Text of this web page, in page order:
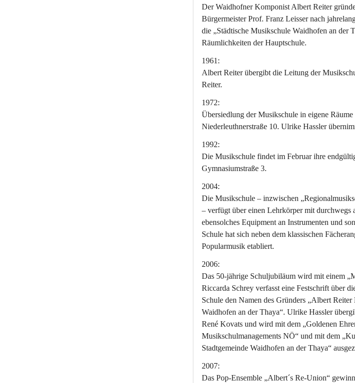
Der Waidhofner Komponist Albert Reiter
Bürgermeister Prof. Franz Leisser nach
die „Städtische Musikschule Waidhofen an der
Räumlichkeiten der Hauptschule.
1961:
Albert Reiter übergibt die Leitung der
Reiter.
1972:
Übersiedlung der Musikschule in eigene
Niederleuthnerstraße 10. Ulrike Hassler
1992:
Die Musikschule findet im Februar ihre
Gymnasiumstraße 3.
2004:
Die Musikschule – inzwischen
– verfügt über einen Lehrkörper mit durchwegs
ebensolches Equipment an Instrumenten und
Schule hat sich neben dem klassischen
Popularmusik etabliert.
2006:
Das 50-jährige Schuljubiläum wird mit einem
Riccarda Schrey verfasst eine Festschrift über
Schule den Namen des Gründers „Albert
Waidhofen an der Thaya“. Ulrike Hassler
René Kovats und wird mit dem „Goldenen
Musikschulmanagements NÖ“ und mit dem
Stadtgemeinde Waidhofen an der Thaya“
2007:
Das Pop-Ensemble „Albert´s Re-Union“